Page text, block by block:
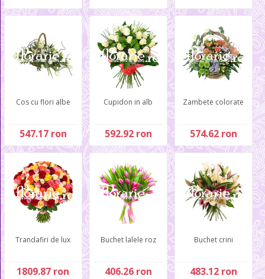
Cos cu flori albe
547.17 ron
Cupidon in alb
592.92 ron
Zambete colorate
574.62 ron
Trandafiri de lux
1809.87 ron
Buchet lalele roz
406.26 ron
Buchet crini
483.12 ron